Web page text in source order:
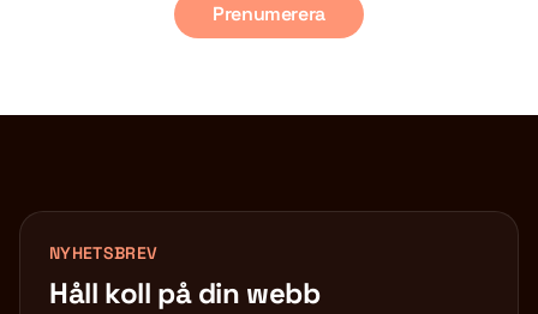
Prenumerera
NYHETSBREV
Håll koll på din webb